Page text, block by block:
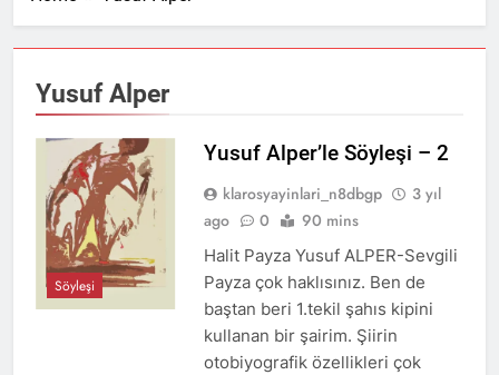
Rahatsız Edici Şiirler
Yazmalı! – Veysel Çolak
3 Yıl Ago
Bülent GÜLDAL
3 Yıl Ago
bir kıyamet şarkısı –
lokman kurucu
3 Yıl Ago
Yusuf Alper
Söyleşi
Yusuf Alper’le Söyleşi – 2
klarosyayinlari_n8dbgp
3 yıl
ago
0 90 mins
Halit Payza Yusuf ALPER-Sevgili
Payza çok haklısınız. Ben de
baştan beri 1.tekil şahıs kipini
kullanan bir şairim. Şiirin
otobiyografik özellikleri çok